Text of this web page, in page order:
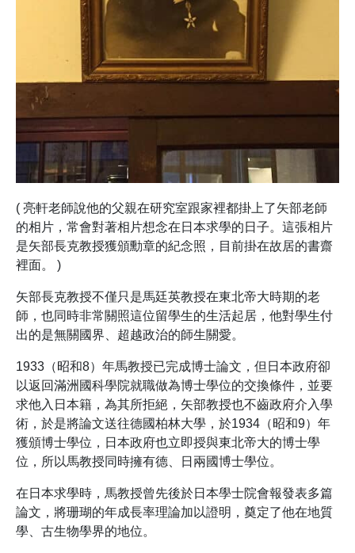
( 亮軒老師說他的父親在研究室跟家裡都掛上了矢部老師
的相片，常會對著相片想念在日本求學的日子。這張相片
是矢部長克教授獲頒勳章的紀念照，目前掛在故居的書齋
裡面。 )
矢部長克教授不僅只是馬廷英教授在東北帝大時期的老
師，也同時非常關照這位留學生的生活起居，他對學生付
出的是無關國界、超越政治的師生關愛。
1933（昭和8）年馬教授已完成博士論文，但日本政府卻
以返回滿洲國科學院就職做為博士學位的交換條件，並要
求他入日本籍，為其所拒絕，矢部教授也不齒政府介入學
術，於是將論文送往德國柏林大學，於1934（昭和9）年
獲頒博士學位，日本政府也立即授與東北帝大的博士學
位，所以馬教授同時擁有德、日兩國博士學位。
在日本求學時，馬教授曾先後於日本學士院會報發表多篇
論文，將珊瑚的年成長率理論加以證明，奠定了他在地質
學、古生物學界的地位。